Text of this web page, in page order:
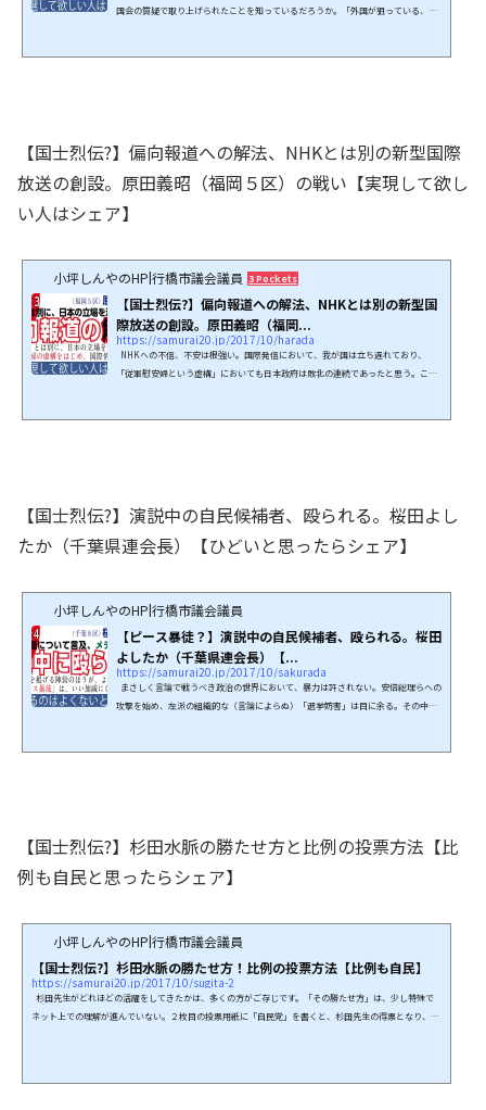
国会の質疑で取り上げられたことを知っているだろうか。「外国が狙っている、水
【国士烈伝?】偏向報道への解法、NHKとは別の新型国際
放送の創設。原田義昭（福岡５区）の戦い【実現して欲し
い人はシェア】
小坪しんやのHP|行橋市議会議員 3 Pockets
【国士烈伝?】偏向報道への解法、NHKとは別の新型国
際放送の創設。原田義昭（福岡...
https://samurai20.jp/2017/10/harada
NHKへの不信、不安は根強い。国際発信において、我が国は立ち遅れており、
「従軍慰安婦という虚構」においても日本政府は敗北の連続であったと思う。これ
【国士烈伝?】演説中の自民候補者、殴られる。桜田よし
たか（千葉県連会長）【ひどいと思ったらシェア】
小坪しんやのHP|行橋市議会議員
【ピース暴徒？】演説中の自民候補者、殴られる。桜田
よしたか（千葉県連会長）【...
https://samurai20.jp/2017/10/sakurada
まさしく言論で戦うべき政治の世界において、暴力は許されない。安倍総理らへの
攻撃を始め、左派の組織的な（言論によらぬ）「選挙妨害」は目に余る。その中で
【国士烈伝?】杉田水脈の勝たせ方と比例の投票方法【比
例も自民と思ったらシェア】
小坪しんやのHP|行橋市議会議員
【国士烈伝?】杉田水脈の勝たせ方！比例の投票方法【比例も自民】
https://samurai20.jp/2017/10/sugita-2
杉田先生がどれほどの活躍をしてきたかは、多くの方がご存じです。「その勝たせ方」は、少し特殊で
ネット上での理解が進んでいない。２枚目の投票用紙に「自民党」を書くと、杉田先生の得票となり、当